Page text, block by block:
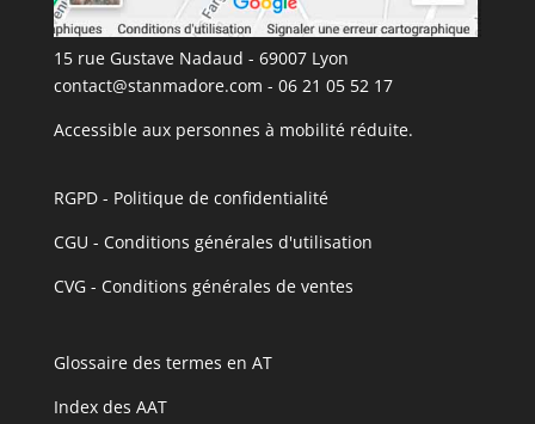
15 rue Gustave Nadaud - 69007 Lyon
contact@stanmadore.com - 06 21 05 52 17
Accessible aux personnes à mobilité réduite.
RGPD - Politique de confidentialité
CGU - Conditions générales d'utilisation
CVG - Conditions générales de ventes
Glossaire des termes en AT
Index des AAT